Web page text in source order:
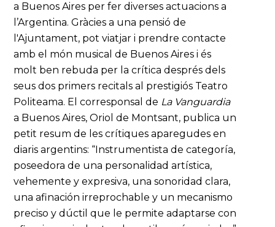
a Buenos Aires per fer diverses actuacions a
l’Argentina. Gràcies a una pensió de
l'Ajuntament, pot viatjar i prendre contacte
amb el món musical de Buenos Aires i és
molt ben rebuda per la crítica després dels
seus dos primers recitals al prestigiós Teatro
Politeama. El corresponsal de La Vanguardia
a Buenos Aires, Oriol de Montsant, publica un
petit resum de les crítiques aparegudes en
diaris argentins: “Instrumentista de categoría,
poseedora de una personalidad artística,
vehemente y expresiva, una sonoridad clara,
una afinación irreprochable y un mecanismo
preciso y dúctil que le permite adaptarse con